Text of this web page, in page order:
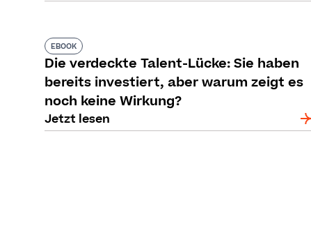
EBOOK
Die verdeckte Talent-Lücke: Sie haben
bereits investiert, aber warum zeigt es
noch keine Wirkung?
Jetzt lesen